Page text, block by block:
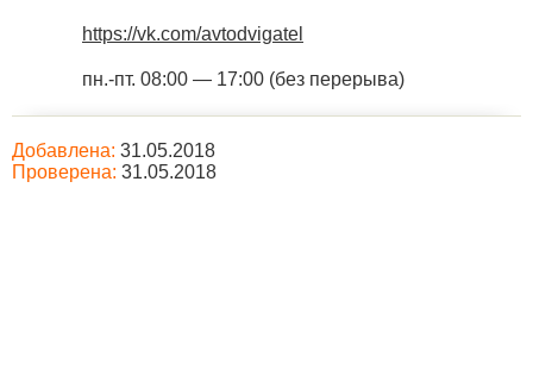
https://vk.com/avtodvigatel
пн.-пт. 08:00 — 17:00 (без перерыва)
Добавлена: 31.05.2018
Проверена: 31.05.2018